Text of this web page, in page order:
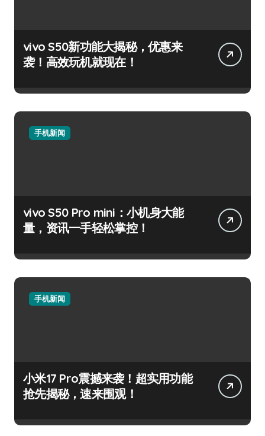
vivo S50新功能大揭秘，优惠来
袭！高效玩机就现在！
手机新闻
vivo S50 Pro mini：小机身大能
量，资讯一手轻松掌控！
手机新闻
小米17 Pro震撼来袭！超实用功能
抢先揭秘，速来围观！